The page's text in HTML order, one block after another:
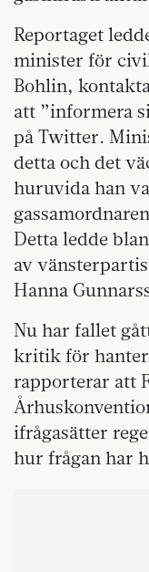
Reportaget
minister för
Bohlin,
att ”informera
på Twitter.
detta och det
huruvida han
Detta ledde
av
Hanna
Nu har fallet
kritik för
rapporterar att
ifrågasätter
hur frågan har